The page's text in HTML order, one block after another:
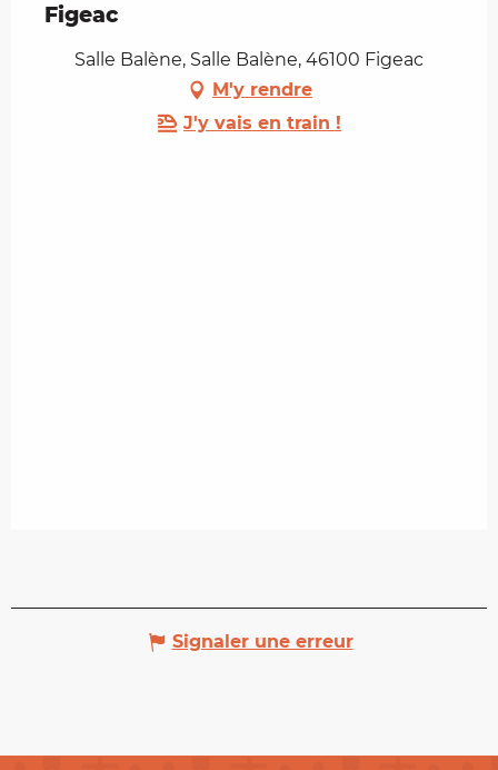
Figeac
Salle Balène, Salle Balène, 46100 Figeac
M'y rendre
J'y vais en train !
Signaler une erreur